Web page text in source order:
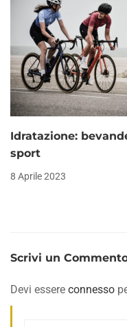
Idratazione:
sport
8 Aprile 2023
Scrivi un
Devi essere connesso